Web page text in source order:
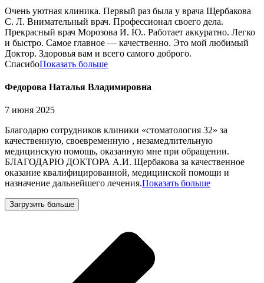
Очень уютная клиника. Первый раз была у врача Щербакова
С. Л. Внимательный врач. Профессионал своего дела.
Прекрасный врач Морозова И. Ю.. Работает аккуратно. Легко
и быстро. Самое главное — качественно. Это мой любимый
Доктор. Здоровья вам и всего самого доброго.
СпасибоПоказать больше
Федорова Наталья Владимировна
7 июня 2025
Благодарю сотрудников клиники «стоматология 32» за
качественную, своевременную , незамедлительную
медицинскую помощь, оказанную мне при обращении.
БЛАГОДАРЮ ДОКТОРА А.И. Щербакова за качественное
оказание квалифицированной, медицинской помощи и
назначение дальнейшего лечения.Показать больше
Загрузить больше